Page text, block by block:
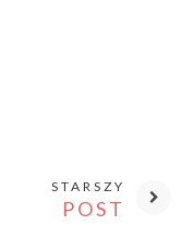
STARSZY
POST